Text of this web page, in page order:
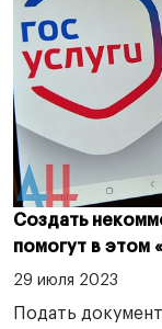
Создать
помогут в этом
29 июля 2023
Подать